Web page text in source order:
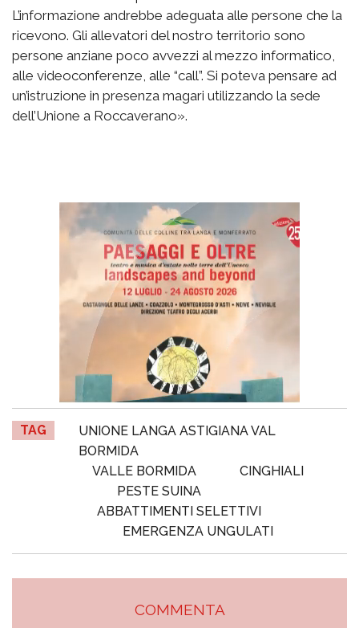
L’informazione andrebbe adeguata alle persone che la
ricevono. Gli allevatori del nostro territorio sono
persone anziane poco avvezzi al mezzo informatico,
alle videoconferenze, alle “call”. Si poteva pensare ad
un’istruzione in presenza magari utilizzando la sede
dell’Unione a Roccaverano».
TAG
UNIONE LANGA ASTIGIANA VAL
BORMIDA
VALLE BORMIDA
CINGHIALI
PESTE SUINA
ABBATTIMENTI SELETTIVI
EMERGENZA UNGULATI
COMMENTA